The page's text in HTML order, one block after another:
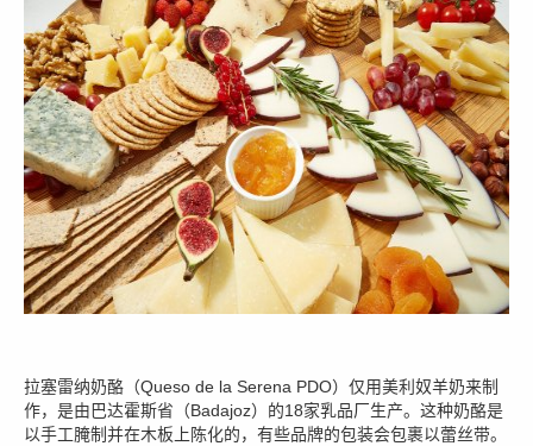
拉塞雷纳奶酪（Queso de la Serena PDO）仅用美利奴羊奶来制
作，是由巴达霍斯省（Badajoz）的18家乳品厂生产。这种奶酪是
以手工腌制并在木板上陈化的，有些品牌的包装会包裹以蕾丝带。